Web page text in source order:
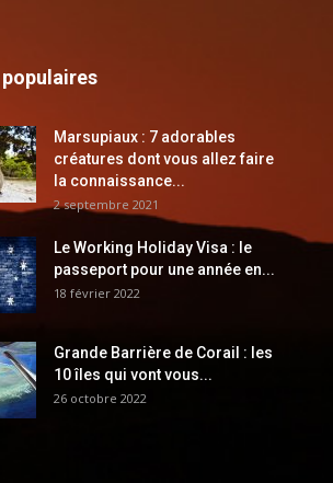
Marsupiaux : 7 adorables
créatures dont vous allez faire
la connaissance...
2 septembre 2021
Le Working Holiday Visa : le
passeport pour une année en...
18 février 2022
Grande Barrière de Corail : les
10 îles qui vont vous...
26 octobre 2022